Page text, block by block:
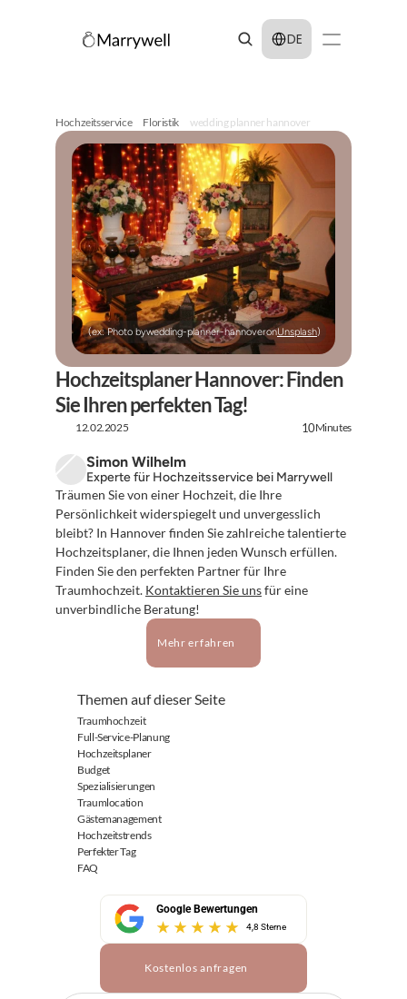
Select Language
DE
Hochzeitsservice Floristik wedding planner hannover
(ex: Photo bywedding-planner-hannoveronUnsplash)
Hochzeitsplaner Hannover: Finden
Sie Ihren perfekten Tag!
12.02.2025 10Minutes
Simon Wilhelm
Experte für Hochzeitsservice bei Marrywell
Träumen Sie von einer Hochzeit, die Ihre
Persönlichkeit widerspiegelt und unvergesslich
bleibt? In Hannover finden Sie zahlreiche talentierte
Hochzeitsplaner, die Ihnen jeden Wunsch erfüllen.
Finden Sie den perfekten Partner für Ihre
Traumhochzeit. Kontaktieren Sie uns für eine
unverbindliche Beratung!
Mehr erfahren
Themen auf dieser Seite
Traumhochzeit
Full-Service-Planung
Hochzeitsplaner
Budget
Spezialisierungen
Traumlocation
Gästemanagement
Hochzeitstrends
Perfekter Tag
FAQ
Google Bewertungen
4,8 Sterne
Kostenlos anfragen